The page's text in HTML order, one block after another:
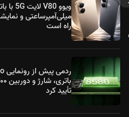
راه است
تأیید کرد